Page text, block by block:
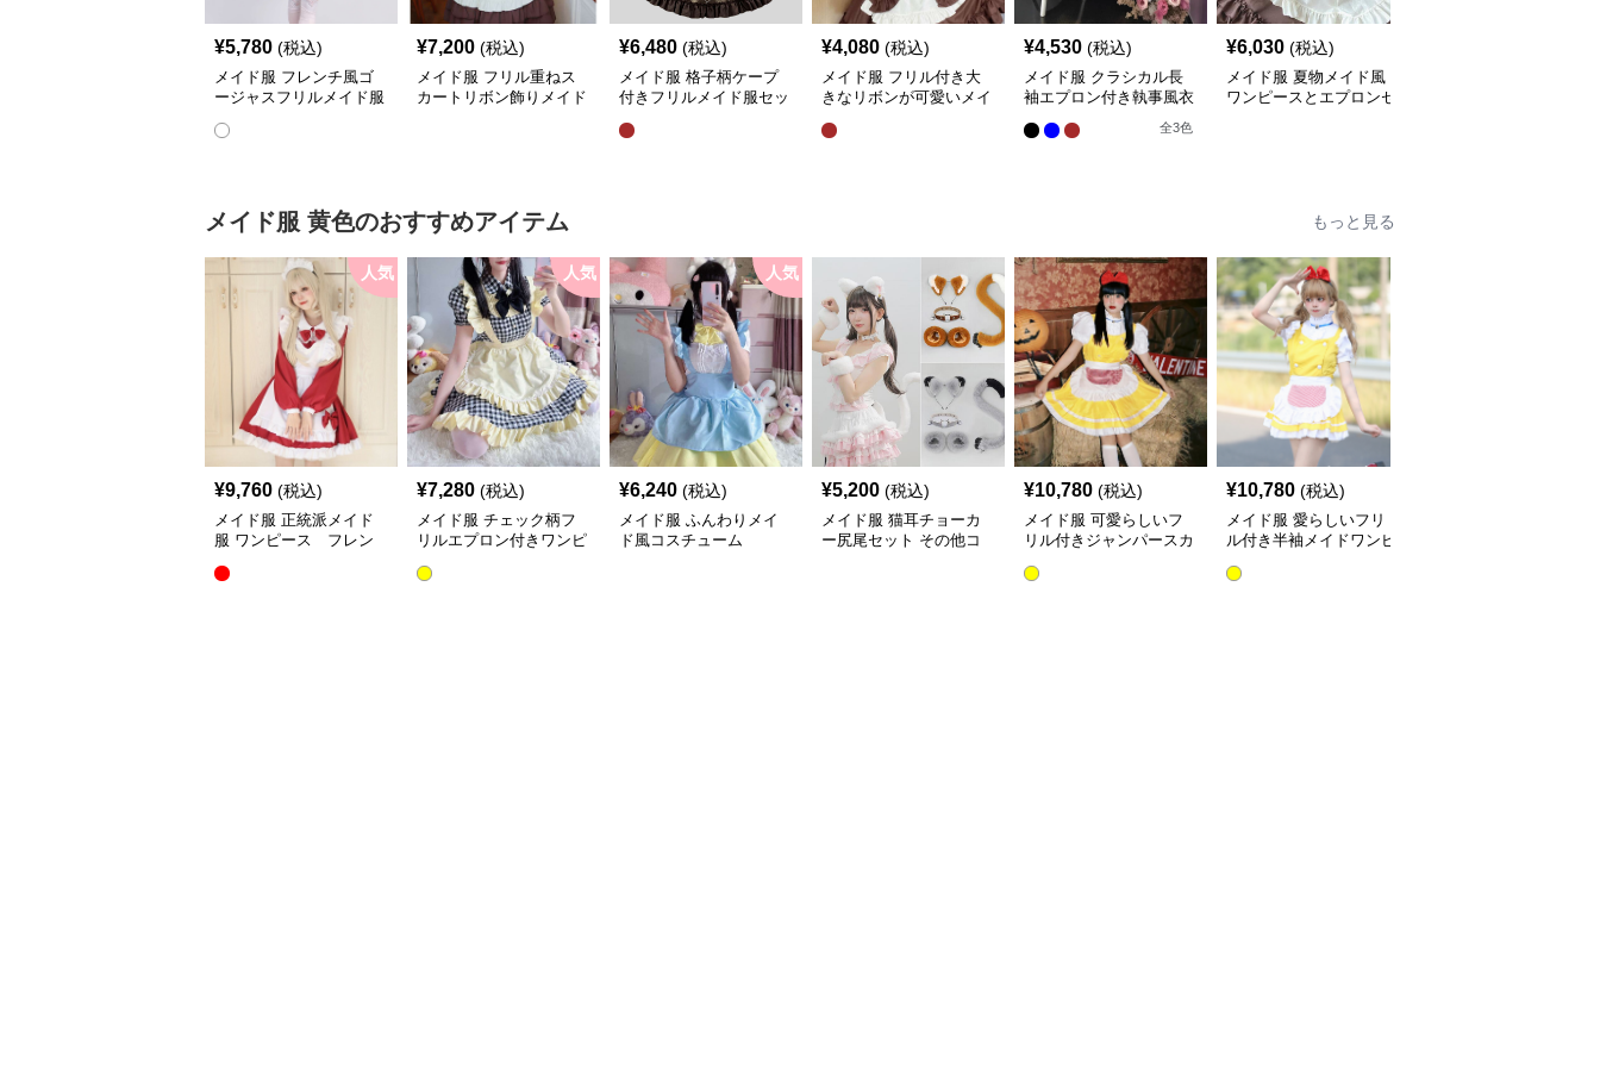
¥5,780 (税込)
メイド服 フレンチ風ゴ
ージャスフリルメイド服
¥7,200 (税込)
メイド服 フリル重ねス
カートリボン飾りメイド
¥6,480 (税込)
メイド服 格子柄ケープ
付きフリルメイド服セッ
¥4,080 (税込)
メイド服 フリル付き大
きなリボンが可愛いメイ
¥4,530 (税込)
メイド服 クラシカル長
袖エプロン付き執事風衣
全3色
¥6,030 (税込)
メイド服 夏物メイド風
ワンピースとエプロンセ
メイド服 黄色のおすすめアイテム もっと見る
人気
¥9,760 (税込)
メイド服 正統派メイド
服 ワンピース フレン
人気
¥7,280 (税込)
メイド服 チェック柄フ
リルエプロン付きワンピ
人気
¥6,240 (税込)
メイド服 ふんわりメイ
ド風コスチューム
¥5,200 (税込)
メイド服 猫耳チョーカ
ー尻尾セット その他コ
¥10,780 (税込)
メイド服 可愛らしいフ
リル付きジャンパースカ
¥10,780 (税込)
メイド服 愛らしいフリ
ル付き半袖メイドワンピ